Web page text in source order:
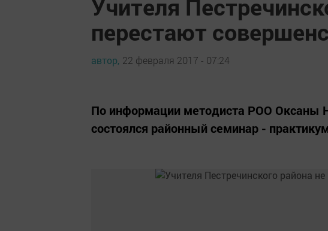
Учителя
перестают
автор, 22 февраля 2017 - 07:24
По информации методиста РОО Оксаны
состоялся районный семинар -